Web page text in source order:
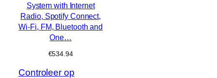
System with Internet
Radio, Spotify Connect,
Wi-Fi, FM, Bluetooth and
One…
€534.94
Controleer op